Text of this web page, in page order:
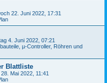
22. Juni 2022, 17:31
4. Juni 2022, 07:21
µ-Controller, Röhren und
Blattliste
Mai 2022, 11:41